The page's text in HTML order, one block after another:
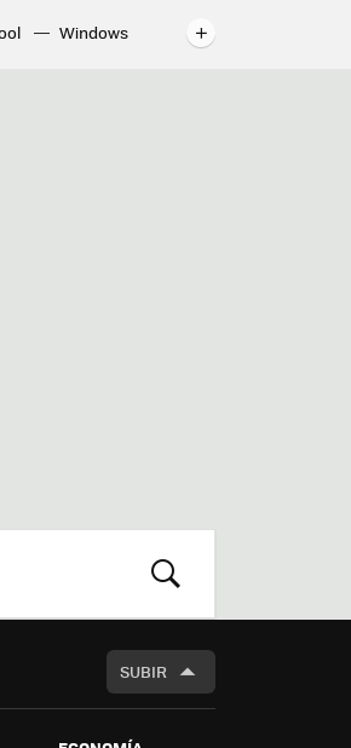
Windows
BUSCAR
SUBIR